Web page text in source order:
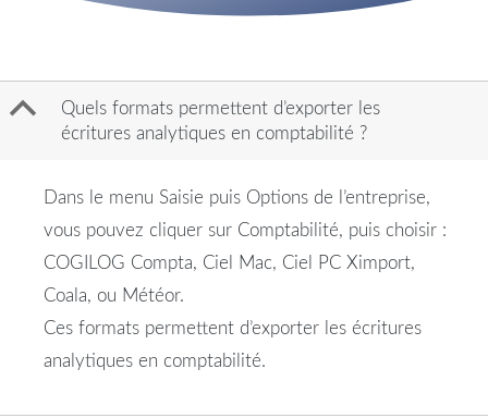
B
Quels formats permettent d’exporter les
écritures analytiques en comptabilité ?
Dans le menu Saisie puis Options de l’entreprise,
vous pouvez cliquer sur Comptabilité, puis choisir :
COGILOG Compta, Ciel Mac, Ciel PC Ximport,
Coala, ou Météor.
Ces formats permettent d’exporter les écritures
analytiques en comptabilité.